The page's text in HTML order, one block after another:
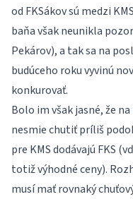
od FKSákov sú medzi
baňa však neunikla
Pekárov), a tak sa na
budúceho roku vyvinú
konkurovať.
Bolo im však jasné, že
nesmie chutiť príliš
pre KMS dodávajú FKS
totiž výhodné ceny).
musí mať rovnaký